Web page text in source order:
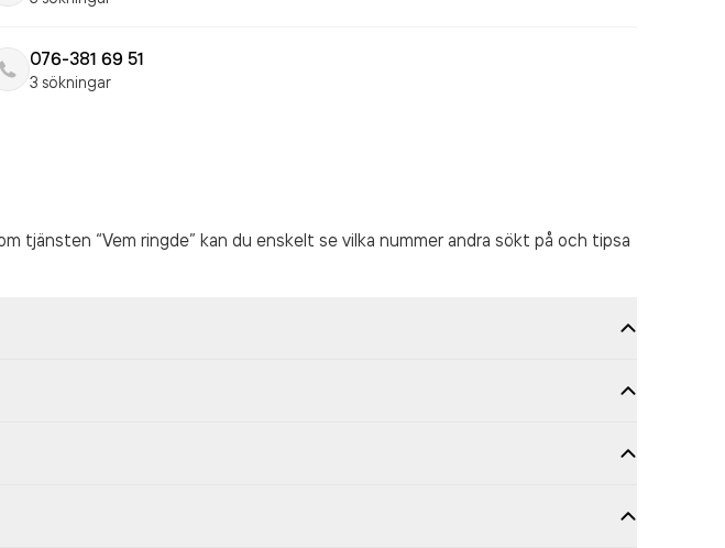
076-381 69 51
3 sökningar
“Vem ringde” kan du enskelt se vilka nummer andra sökt på och tipsa